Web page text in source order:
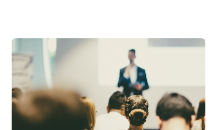
attraverso una piattaforma europea dedicata. Ampio spazio
anche al racconto di esperienze imprenditoriali concrete. In
particolare, è stata condivisa la testimonianza di Paolo Ganis,
CEO di Vitesy, realtà nata a Pordenone che in otto anni ha
costruito un percorso di crescita internazionale fondato su
innovazione, capacità di esecuzione e visione
imprenditoriale. Vitesy rappresenta un esempio concreto di
come una startup deep tech possa crescere, scalare e
competere sui mercati globali, partendo da un territorio e
valorizzando competenze, tecnologie e opportunità offerte